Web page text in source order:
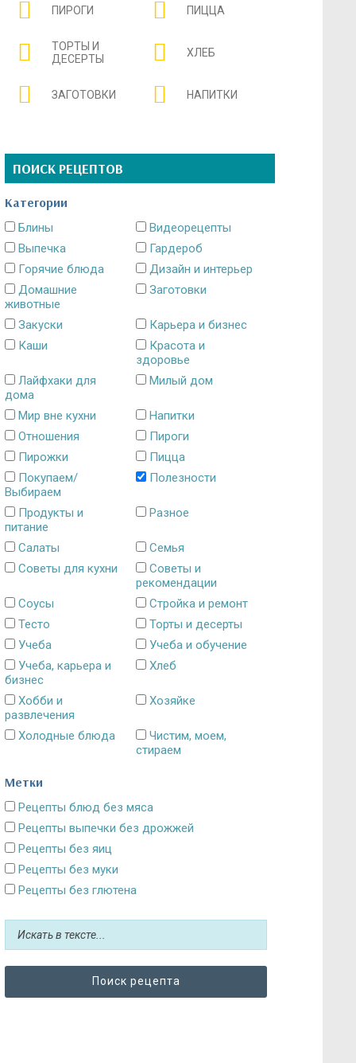
ПИРОГИ ПИЦЦА
ТОРТЫ И
ДЕСЕРТЫ
ХЛЕБ
ЗАГОТОВКИ НАПИТКИ
ПОИСК РЕЦЕПТОВ
Категории
Блины
Видеорецепты
Выпечка
Гардероб
Горячие блюда
Дизайн и интерьер
Домашние
животные
Заготовки
Закуски
Карьера и бизнес
Каши
Красота и
здоровье
Лайфхаки для
дома
Милый дом
Мир вне кухни
Напитки
Отношения
Пироги
Пирожки
Пицца
Покупаем/
Выбираем
Полезности
Продукты и
питание
Разное
Салаты
Семья
Советы для кухни
Советы и
рекомендации
Соусы
Стройка и ремонт
Тесто
Торты и десерты
Учеба
Учеба и обучение
Учеба, карьера и
бизнес
Хлеб
Хобби и
развлечения
Хозяйке
Холодные блюда
Чистим, моем,
стираем
Метки
Блюда без картошки
Рецепты без выпечки
Рецепты без глютена
Рецепты без грибов
Рецепты без муки
Рецепты без яиц
Рецепты блюд без мяса
Рецепты выпечки без дрожжей